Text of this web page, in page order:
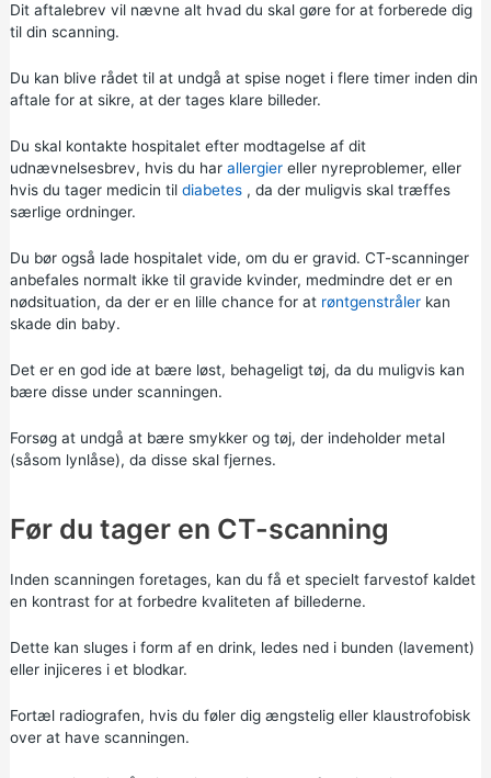
Dit aftalebrev vil nævne alt hvad du skal gøre for at forberede dig
til din scanning.
Du kan blive rådet til at undgå at spise noget i flere timer inden din
aftale for at sikre, at der tages klare billeder.
Du skal kontakte hospitalet efter modtagelse af dit
udnævnelsesbrev, hvis du har allergiereller nyreproblemer, eller
hvis du tager medicin til diabetes, da der muligvis skal træffes
særlige ordninger.
Du bør også lade hospitalet vide, om du er gravid. CT-scanninger
anbefales normalt ikke til gravide kvinder, medmindre det er en
nødsituation, da der er en lille chance for at røntgenstrålerkan
skade din baby.
Det er en god ide at bære løst, behageligt tøj, da du muligvis kan
bære disse under scanningen.
Forsøg at undgå at bære smykker og tøj, der indeholder metal
(såsom lynlåse), da disse skal fjernes.
Før du tager en CT-scanning
Inden scanningen foretages, kan du få et specielt farvestof kaldet
en kontrast for at forbedre kvaliteten af billederne.
Dette kan sluges i form af en drink, ledes ned i bunden (lavement)
eller injiceres i et blodkar.
Fortæl radiografen, hvis du føler dig ængstelig eller klaustrofobisk
over at have scanningen.